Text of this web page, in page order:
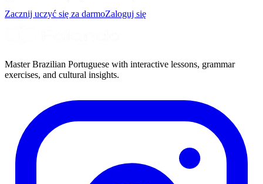
Zacznij uczyć się za darmoZaloguj się
Master Brazilian Portuguese with interactive lessons, grammar
exercises, and cultural insights.